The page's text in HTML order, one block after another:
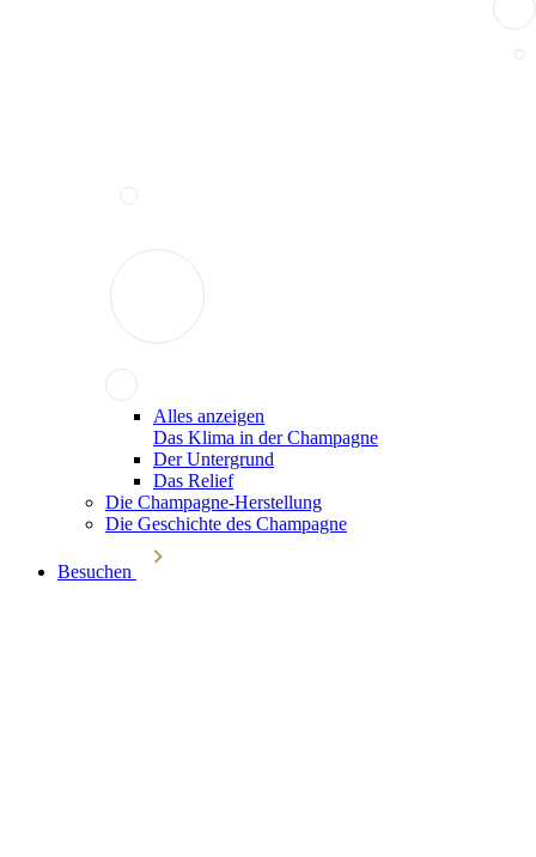
Alles anzeigen
Das Klima in der Champagne
Der Untergrund
Das Relief
Die Champagne-Herstellung
Die Geschichte des Champagne
Besuchen